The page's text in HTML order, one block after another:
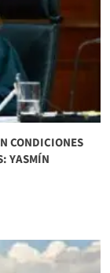
CONDICIONES
YASMÍN